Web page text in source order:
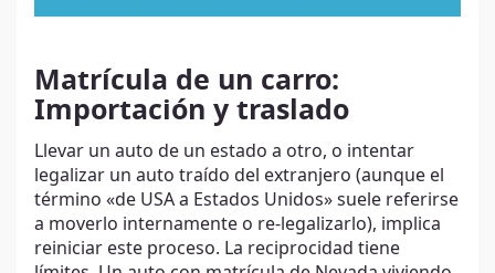
Matrícula de un carro:
Importación y traslado
Llevar un auto de un estado a otro, o intentar
legalizar un auto traído del extranjero (aunque el
término «de USA a Estados Unidos» suele referirse
a moverlo internamente o re-legalizarlo), implica
reiniciar este proceso. La reciprocidad tiene